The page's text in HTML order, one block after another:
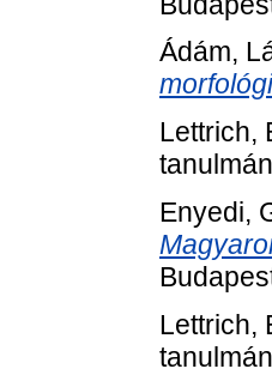
Ádám,
Lettrich,
Enyedi,
Lettrich,